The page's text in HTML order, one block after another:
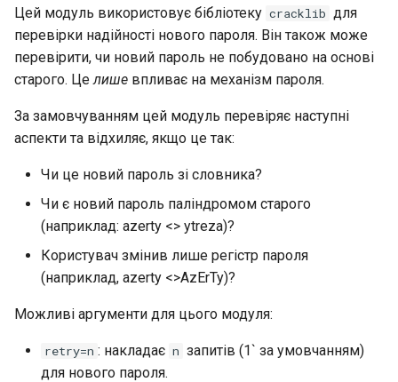
Цей модуль використовує бібліотеку cracklib для
перевірки надійності нового пароля. Він також може
перевірити, чи новий пароль не побудовано на основі
старого. Це лише впливає на механізм пароля.
За замовчуванням цей модуль перевіряє наступні
аспекти та відхиляє, якщо це так:
Чи це новий пароль зі словника?
Чи є новий пароль паліндромом старого
(наприклад: azerty <> ytreza)?
Користувач змінив лише регістр пароля
(наприклад, azerty <>AzErTy)?
Можливі аргументи для цього модуля:
retry=n : накладає n запитів (1` за умовчанням)
для нового пароля.